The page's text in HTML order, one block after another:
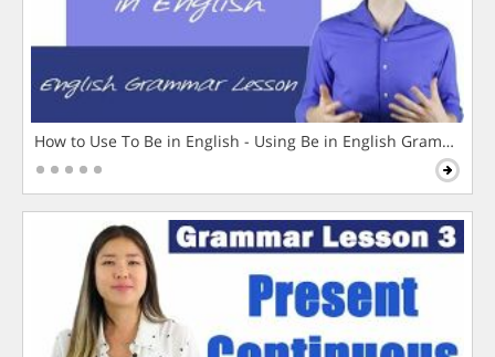
How to Use To Be in English - Using Be in English Grammar